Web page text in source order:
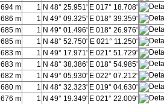
694 m 1 N 48° 25.951' E 017° 18.708'
686 m 1 N 49° 09.325' E 018° 39.359'
685 m 1 N 49° 01.496' E 018° 26.976'
685 m 1 N 48° 52.750' E 021° 11.250'
683 m 1 N 49° 17.971' E 021° 51.729'
683 m 1 N 48° 38.386' E 018° 54.985'
682 m 1 N 49° 05.930' E 022° 07.212'
680 m 1 N 48° 32.323' E 019° 04.630'
676 m 1 N 49° 19.349' E 021° 22.009'